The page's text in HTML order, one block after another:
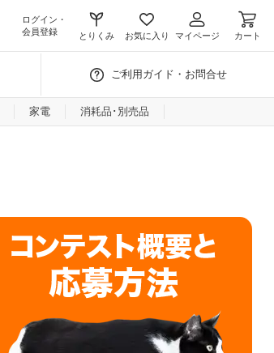
ログイン・
会員登録
とりくみ お気に入り マイページ カート
ご利用ガイド・お問合せ
家電 消耗品･別売品